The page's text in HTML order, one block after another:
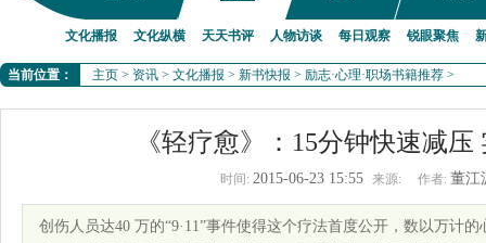
文化播报 文化纵横 天天书评 人物访谈 每日观察 锐眼聚焦
当前位置： 主页 > 资讯 > 文化播报 > 新书快报 > 励志·心理·职场书籍推荐 >
《轻疗愈》：15分钟快速减
时间: 2015-06-23 15:55 来源: 作者: 董
创伤人员达40 万的“9·11”事件使得这个疗法首度公开，数以万计